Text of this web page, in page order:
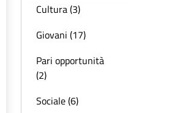
Cultura (3)
Giovani (17)
Pari opportunità
(2)
Sociale (6)